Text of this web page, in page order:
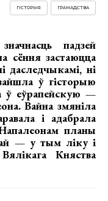
ГРАМАДСТВА
ГІСТОРЫЯ
падзей
сёння застаюцца
даследчыкамі, ні
ў гісторыю
ў еўрапейскую —
Вайна змяніла
і адабрала
планы
— у тым ліку і
Княства